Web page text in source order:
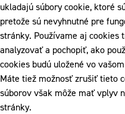
ukladajú súbory cookie, ktoré
pretože sú nevyhnutné pre
stránky. Používame aj cookies
analyzovať a pochopiť, ako
cookies budú uložené vo
Máte tiež možnosť zrušiť tieto
súborov však môže mať vplyv
stránky.